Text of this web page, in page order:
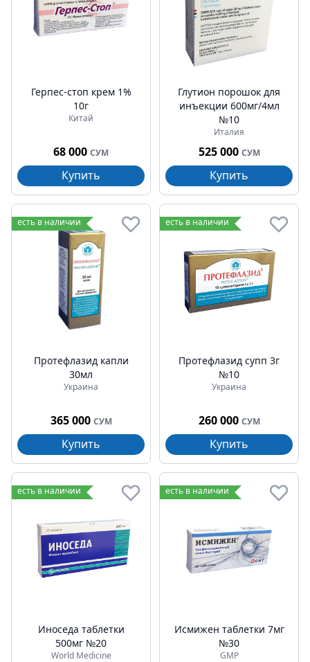
Герпес-стоп крем 1%
10г
Китай
68 000 СУМ
Купить
Глутион порошок для
инъекции 600мг/4мл
№10
Италия
525 000 СУМ
Купить
есть в наличии
Протефлазид капли
30мл
Украина
365 000 СУМ
Купить
есть в наличии
Протефлазид супп 3г
№10
Украина
260 000 СУМ
Купить
есть в наличии
Иноседа таблетки
500мг №20
World Medicine
есть в наличии
Исмижен таблетки 7мг
№30
GMP